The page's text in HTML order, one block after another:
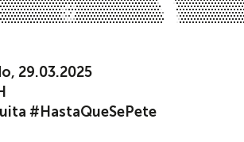
29.03.2025
#HastaQueSePete